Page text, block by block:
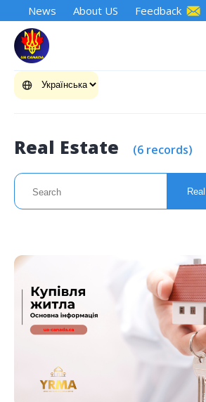
News About US Feedback
Real Estate (6 records)